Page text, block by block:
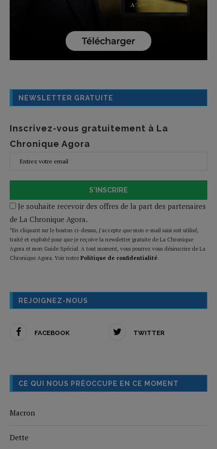
NEWSLETTER GRATUITE
Inscrivez-vous gratuitement à La
Chronique Agora
S'INSCRIRE
Je souhaite recevoir des offres de la part des partenaires
de La Chronique Agora.
*En cliquant sur le bouton ci-dessus, j’accepte que mon e-mail saisi soit utilisé,
traité et exploité pour que je reçoive la newsletter gratuite de La Chronique
Agora et mon Guide Spécial. A tout moment, vous pourrez vous désinscrire de La
Chronique Agora. Voir notre Politique de confidentialité.
REJOIGNEZ-NOUS
FACEBOOK TWITTER
CE QUI NOUS PRÉOCCUPE EN CE MOMENT
Macron
Dette